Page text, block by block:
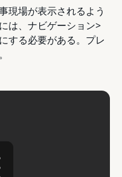
現場が表示されるよう
は、ナビゲーション>
する必要がある。プレ